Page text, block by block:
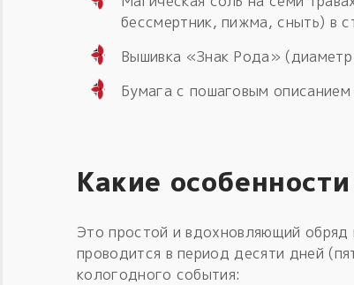
бессмертник, пижма, сныть) в
Вышивка «Знак Рода»
Бумага с пошаговым описанием
Какие
Это простой и вдохновляющий
проводится в период десяти дней
кологодного события: